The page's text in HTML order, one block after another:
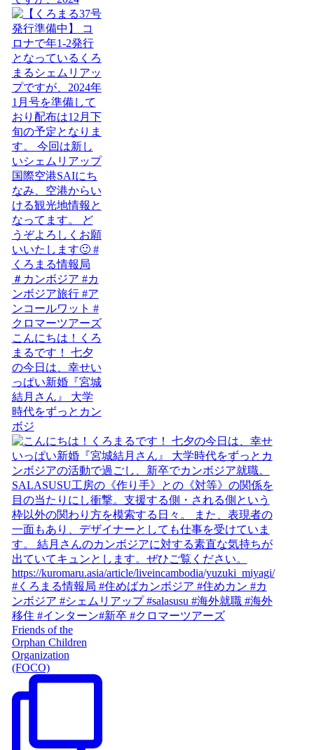
こんにちは！くろ
まるです！ 七夕
の今日は、幸せい
っぱい新婚『宮城
結月さん』 大学
時代をずっとカン
ボジ
Friends of the
Orphan Children
Organization
(FOCO)